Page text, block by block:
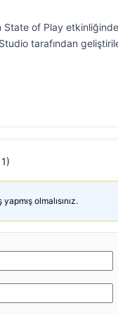
State of Play
tarafından
olmalısınız.